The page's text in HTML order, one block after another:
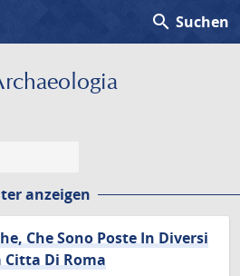
search Suchen
anzeigen
Che Sono Poste In Diversi
Di Roma